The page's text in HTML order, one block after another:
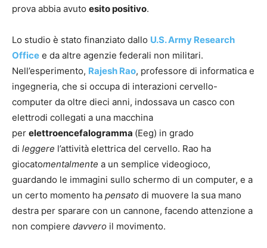
prova abbia avuto esito positivo.
Lo studio è stato finanziato dallo U.S. Army Research
Office e da altre agenzie federali non militari.
Nell’esperimento, Rajesh Rao, professore di informatica e
ingegneria, che si occupa di interazioni cervello-
computer da oltre dieci anni, indossava un casco con
elettrodi collegati a una macchina
per elettroencefalogramma (Eeg) in grado
di leggere l’attività elettrica del cervello. Rao ha
giocatomentalmente a un semplice videogioco,
guardando le immagini sullo schermo di un computer, e a
un certo momento ha pensato di muovere la sua mano
destra per sparare con un cannone, facendo attenzione a
non compiere davvero il movimento.